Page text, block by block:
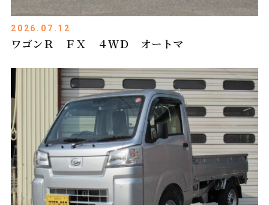
2026.07.12
ワゴンＲ ＦＸ ４ＷＤ オートマ